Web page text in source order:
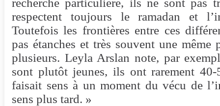
recherche particulière, ils ne sont pas
respectent toujours le ramadan et
Toutefois les frontières entre ces
pas étanches et très souvent une même
plusieurs. Leyla Arslan note, par
sont plutôt jeunes, ils ont rarement
faisait sens à un moment du vécu de
sens plus tard. »